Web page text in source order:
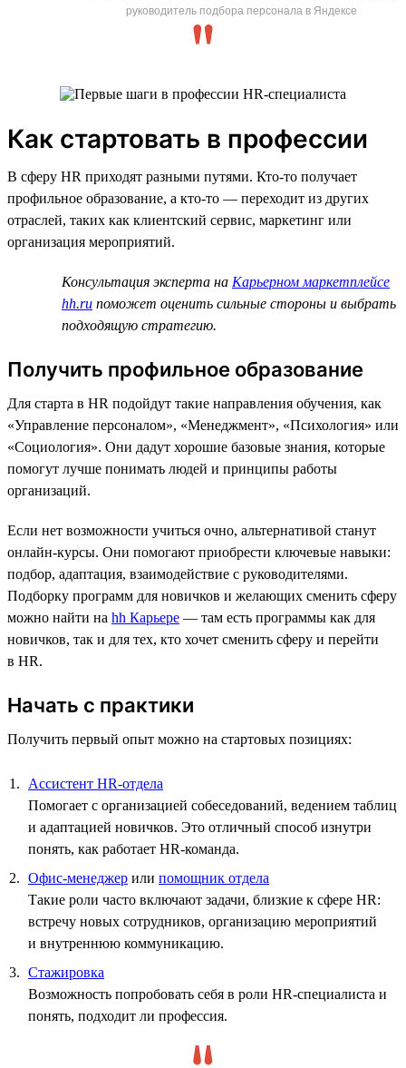
руководитель подбора персонала в Яндексе
Как стартовать в профессии
В сферу HR приходят разными путями. Кто-то получает
профильное образование, а кто-то — переходит из других
отраслей, таких как клиентский сервис, маркетинг или
организация мероприятий.
Консультация эксперта на Карьерном маркетплейсе
hh.ru поможет оценить сильные стороны и выбрать
подходящую стратегию.
Получить профильное образование
Для старта в HR подойдут такие направления обучения, как
«Управление персоналом», «Менеджмент», «Психология» или
«Социология». Они дадут хорошие базовые знания, которые
помогут лучше понимать людей и принципы работы
организаций.
Если нет возможности учиться очно, альтернативой станут
онлайн-курсы. Они помогают приобрести ключевые навыки:
подбор, адаптация, взаимодействие с руководителями.
Подборку программ для новичков и желающих сменить сферу
можно найти на hh Карьере — там есть программы как для
новичков, так и для тех, кто хочет сменить сферу и перейти
в HR.
Начать с практики
Получить первый опыт можно на стартовых позициях:
Ассистент HR-отдела
Помогает с организацией собеседований, ведением таблиц
и адаптацией новичков. Это отличный способ изнутри
понять, как работает HR-команда.
Офис-менеджер или помощник отдела
Такие роли часто включают задачи, близкие к сфере HR:
встречу новых сотрудников, организацию мероприятий
и внутреннюю коммуникацию.
Стажировка
Возможность попробовать себя в роли HR-специалиста и
понять, подходит ли профессия.